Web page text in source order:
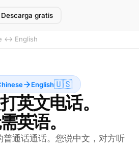
Descarga gratis
↔ English
English🇺🇸
英文电话。
英语。
通话通话。您说中文，对方听